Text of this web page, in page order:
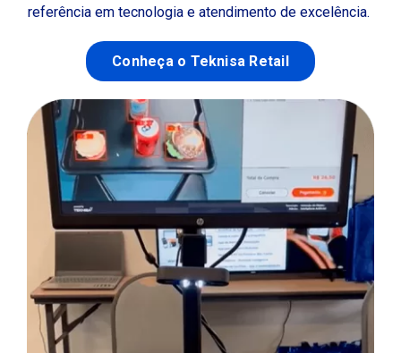
referência em tecnologia e atendimento de excelência.
Conheça o Teknisa Retail